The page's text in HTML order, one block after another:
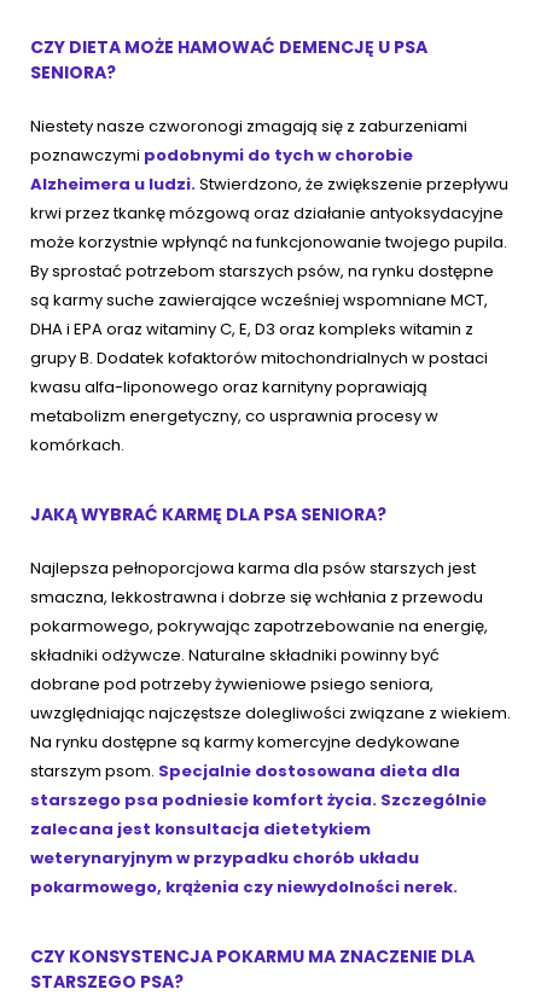
CZY DIETA MOŻE HAMOWAĆ DEMENCJĘ U PSA
SENIORA?
Niestety nasze czworonogi zmagają się z zaburzeniami
poznawczymi podobnymi do tych w chorobie
Alzheimera u ludzi.Stwierdzono, że zwiększenie przepływu
krwi przez tkankę mózgową oraz działanie antyoksydacyjne
może korzystnie wpłynąć na funkcjonowanie twojego pupila.
By sprostać potrzebom starszych psów, na rynku dostępne
są karmy suche zawierające wcześniej wspomniane MCT,
DHA i EPA oraz witaminy C, E, D3 oraz kompleks witamin z
grupy B. Dodatek kofaktorów mitochondrialnych w postaci
kwasu alfa-liponowego oraz karnityny poprawiają
metabolizm energetyczny, co usprawnia procesy w
komórkach.
JAKĄ WYBRAĆ KARMĘ DLA PSA SENIORA?
Najlepsza pełnoporcjowa karma dla psów starszych jest
smaczna, lekkostrawna i dobrze się wchłania z przewodu
pokarmowego, pokrywając zapotrzebowanie na energię,
składniki odżywcze. Naturalne składniki powinny być
dobrane pod potrzeby żywieniowe psiego seniora,
uwzględniając najczęstsze dolegliwości związane z wiekiem.
Na rynku dostępne są karmy komercyjne dedykowane
starszym psom. Specjalnie dostosowana dieta dla
starszego psa podniesie komfort życia. Szczególnie
zalecana jest konsultacja dietetykiem
weterynaryjnym w przypadku chorób układu
pokarmowego, krążenia czy niewydolności nerek.
CZY KONSYSTENCJA POKARMU MA ZNACZENIE DLA
STARSZEGO PSA?